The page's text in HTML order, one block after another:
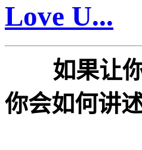
Love U...
如果让
你会如何讲述